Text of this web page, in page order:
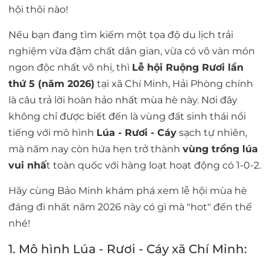
hội thôi nào!
Nếu bạn đang tìm kiếm một tọa độ du lịch trải
nghiệm vừa đậm chất dân gian, vừa có vô vàn món
ngon độc nhất vô nhị, thì Lễ hội Ruộng Rươi lần
thứ 5 (năm 2026) tại xã Chí Minh, Hải Phòng chính
là câu trả lời hoàn hảo nhất mùa hè này. Nơi đây
không chỉ được biết đến là vùng đất sinh thái nổi
tiếng với mô hình Lúa - Rươi - Cáy sạch tự nhiên,
mà năm nay còn hứa hẹn trở thành vùng trồng lúa
vui nhất toàn quốc với hàng loạt hoạt động có 1-0-2.
Hãy cùng Bảo Minh khám phá xem lễ hội mùa hè
đáng đi nhất năm 2026 này có gì mà "hot" đến thế
nhé!
1. Mô hình Lúa - Rươi - Cáy xã Chí Minh: